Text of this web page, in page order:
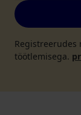
Registreerudes
töötlemisega.